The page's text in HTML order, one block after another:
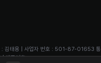
: 김태용 | 사업자 번호 : 501-87-01653 통
대표번호 :